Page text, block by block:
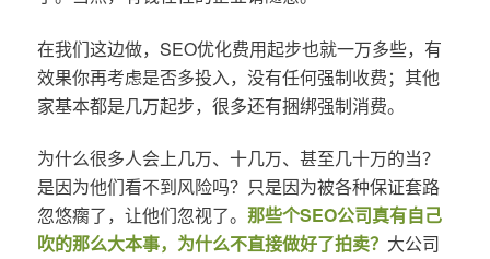
在我们这边做，SEO优化费用起步也就一万多些，有
效果你再考虑是否多投入，没有任何强制收费；其他
家基本都是几万起步，很多还有捆绑强制消费。
为什么很多人会上几万、十几万、甚至几十万的当？
是因为他们看不到风险吗？只是因为被各种保证套路
忽悠瘸了，让他们忽视了。 那些个SEO公司真有自己
吹的那么大本事，为什么不直接做好了拍卖？ 大公司